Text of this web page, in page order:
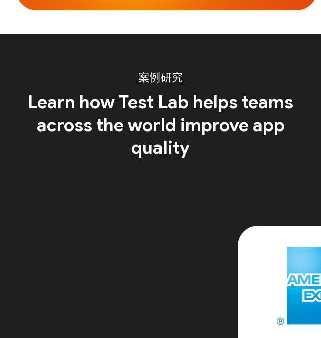
案例研究
Learn how Test Lab helps teams
across the world improve app
quality